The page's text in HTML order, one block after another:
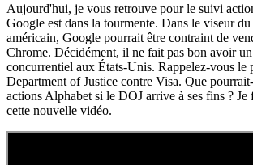
Aujourd'hui, je vous retrouve pour le suivi
Google est dans la tourmente. Dans le viseur
américain, Google pourrait être contraint de
Chrome. Décidément, il ne fait pas bon avoir
concurrentiel aux États-Unis. Rappelez-vous le
Department of Justice contre Visa. Que
actions Alphabet si le DOJ arrive à ses fins ? Je
cette nouvelle vidéo.